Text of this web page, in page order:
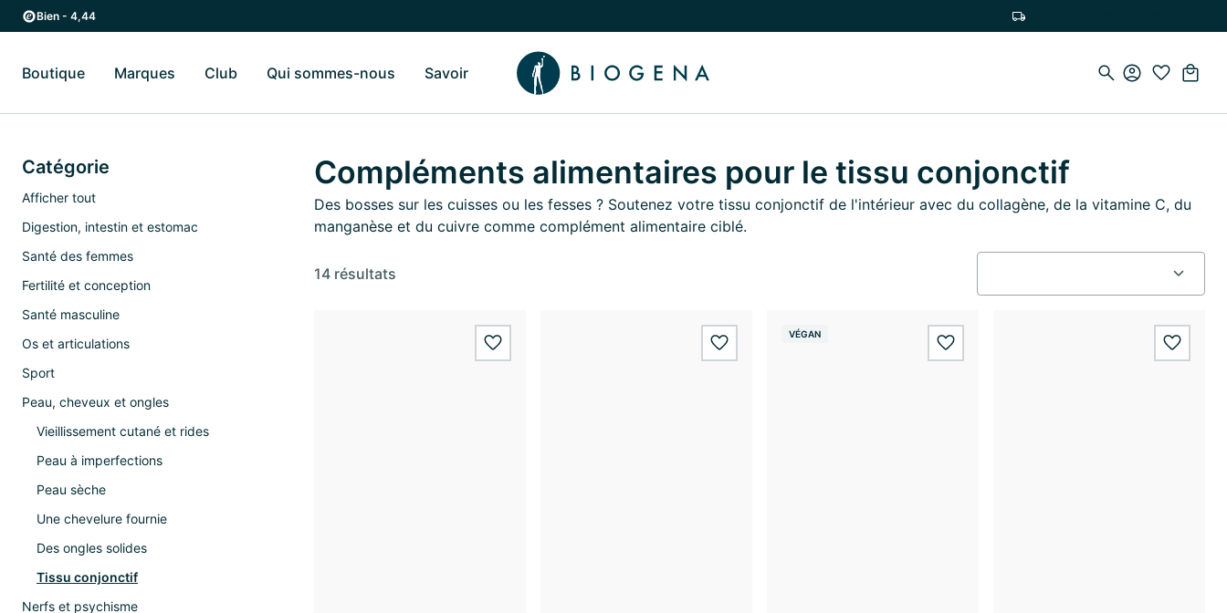
Passer au contenu principal
Passer à la navigation principale
Bien - 4,44
Boutique Basculer vers le sous-menu Boutique
Marques Basculer vers le sous-menu Marques
Club Qui sommes-nous Basculer vers le sous-menu Qui sommes-nous
Savoir Basculer vers le sous-menu Savoir
Compléments alimentaires pour le tissu conjonctif
Des bosses sur les cuisses ou les fesses ? Soutenez votre tissu conjonctif de l'intérieur avec du collagène, de la vitamine C, du
manganèse et du cuivre comme complément alimentaire ciblé.
14 résultats
wishlist.add wishlist.add
VÉGAN
wishlist.add
Catégorie
Afficher tout
Digestion, intestin et estomac
Santé des femmes
Fertilité et conception
Santé masculine
Os et articulations
Sport
Peau, cheveux et ongles
Vieillissement cutané et rides
Peau à imperfections
Peau sèche
Une chevelure fournie
Des ongles solides
Tissu conjonctif
Nerfs et psychisme